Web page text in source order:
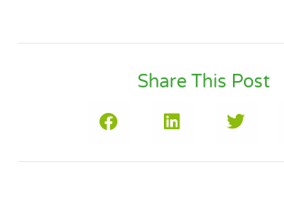
Share This Post